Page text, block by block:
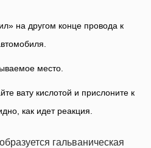
на другом конце провода к
место.
вату кислотой и прислоните к
как идет реакция.
гальваническая